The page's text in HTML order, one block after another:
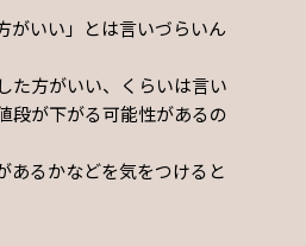
がいい」とは言いづらいん
た方がいい、くらいは言い
段が下がる可能性があるの
あるかなどを気をつけると